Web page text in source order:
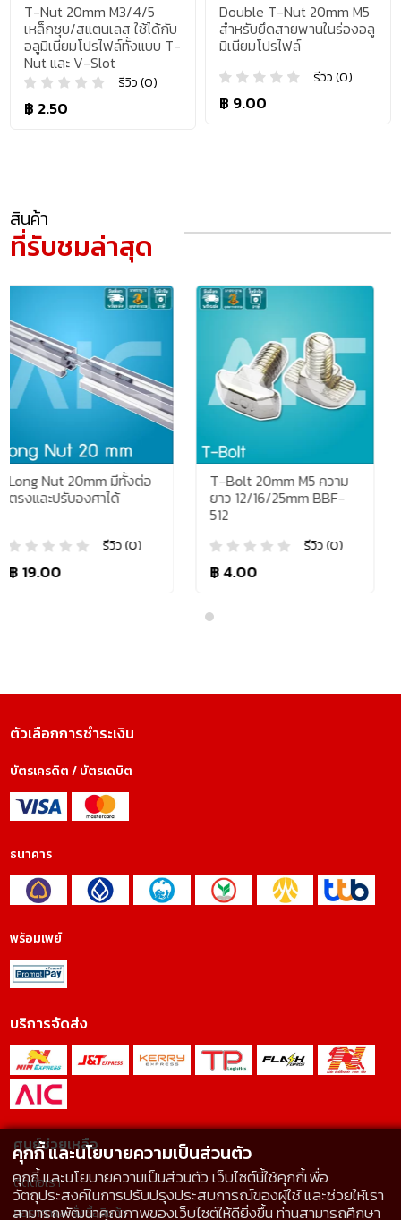
T-Nut 20mm M3/4/5
เหล็กชุบ/สแตนเลส ใช้ได้กับ
อลูมิเนียมโปรไฟล์ทั้งแบบ T-
Nut และ V-Slot
รีวิว (0)
฿ 2.50
Double T-Nut 20mm M5
สำหรับยึดสายพานในร่องอลู
มิเนียมโปรไฟล์
รีวิว (0)
฿ 9.00
สินค้า
ที่รับชมล่าสุด
งต่อ
(0)
T-Bolt 20mm M5 ความ
ยาว 12/16/25mm BBF-
รีวิว (0)
T-Nut 20mm
เหล็กชุบ/สแตนเลส
ตัวเลือกการชำระเงิน
บัตรเครดิต / บัตรเดบิต
ธนาคาร
พร้อมเพย์
บริการจัดส่ง
ศูนย์ช่วยเหลือ
ติดต่อเรา
ขอราคาและสั่งซื้อสินค้า
คุกกี้ และนโยบายความเป็นส่วนตัว
คุกกี้ และนโยบายความเป็นส่วนตัว เว็บไซต์นี้ใช้คุกกี้เพื่อ
วัตถุประสงค์ในการปรับปรุงประสบการณ์ของผู้ใช้ และช่วยให้เรา
สามารถพัฒนาคุณภาพของเว็บไซต์ให้ดียิ่งขึ้น ท่านสามารถศึกษา